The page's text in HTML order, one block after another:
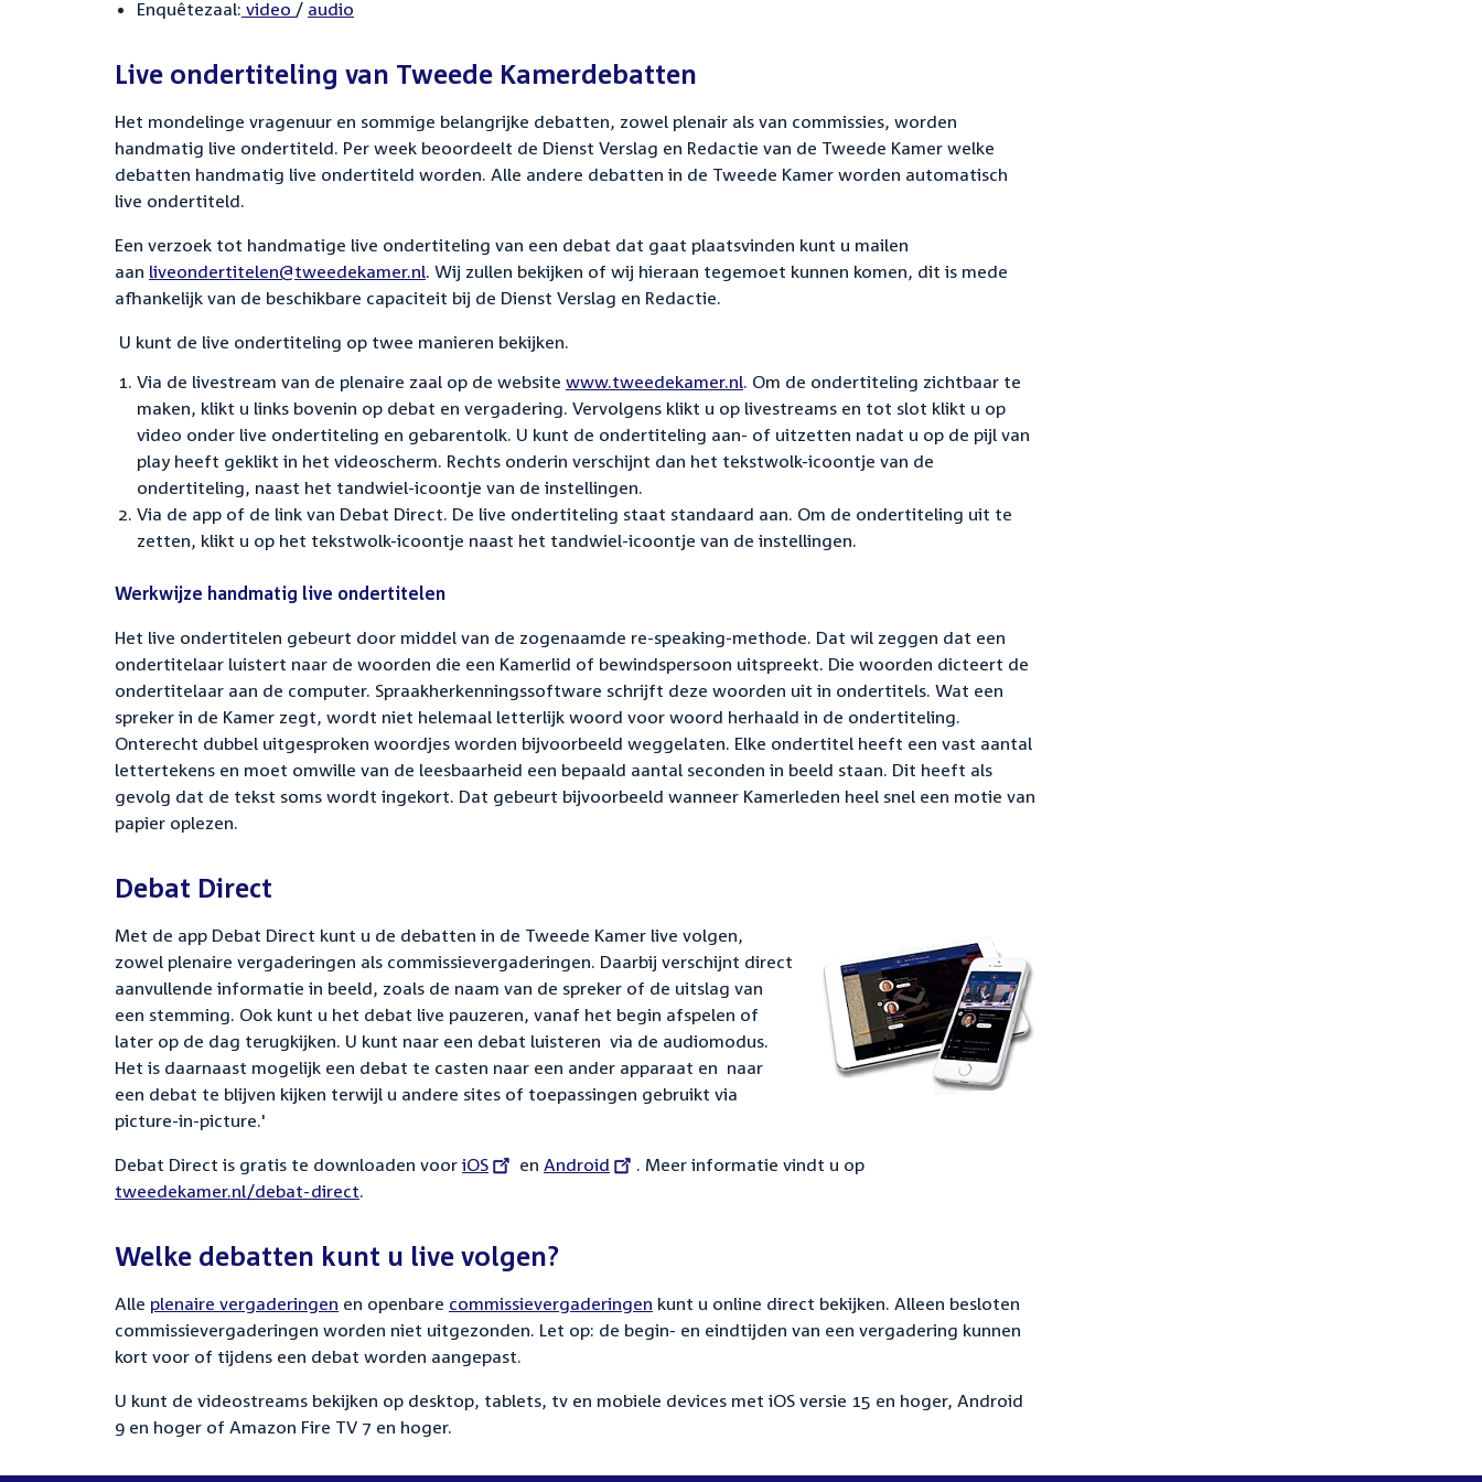
Enquêtezaal: video / audio
Live ondertiteling van Tweede Kamerdebatten
Het mondelinge vragenuur en sommige belangrijke debatten, zowel plenair als van commissies, worden
handmatig live ondertiteld. Per week beoordeelt de Dienst Verslag en Redactie van de Tweede Kamer welke
debatten handmatig live ondertiteld worden. Alle andere debatten in de Tweede Kamer worden automatisch
live ondertiteld.
Een verzoek tot handmatige live ondertiteling van een debat dat gaat plaatsvinden kunt u mailen
aan liveondertitelen@tweedekamer.nl. Wij zullen bekijken of wij hieraan tegemoet kunnen komen, dit is mede
afhankelijk van de beschikbare capaciteit bij de Dienst Verslag en Redactie.
U kunt de live ondertiteling op twee manieren bekijken.
Via de livestream van de plenaire zaal op de website www.tweedekamer.nl. Om de ondertiteling zichtbaar te
maken, klikt u links bovenin op debat en vergadering. Vervolgens klikt u op livestreams en tot slot klikt u op
video onder live ondertiteling en gebarentolk. U kunt de ondertiteling aan- of uitzetten nadat u op de pijl van
play heeft geklikt in het videoscherm. Rechts onderin verschijnt dan het tekstwolk-icoontje van de
ondertiteling, naast het tandwiel-icoontje van de instellingen.
Via de app of de link van Debat Direct. De live ondertiteling staat standaard aan. Om de ondertiteling uit te
zetten, klikt u op het tekstwolk-icoontje naast het tandwiel-icoontje van de instellingen.
Werkwijze handmatig live ondertitelen
Het live ondertitelen gebeurt door middel van de zogenaamde re-speaking-methode. Dat wil zeggen dat een
ondertitelaar luistert naar de woorden die een Kamerlid of bewindspersoon uitspreekt. Die woorden dicteert de
ondertitelaar aan de computer. Spraakherkenningssoftware schrijft deze woorden uit in ondertitels. Wat een
spreker in de Kamer zegt, wordt niet helemaal letterlijk woord voor woord herhaald in de ondertiteling.
Onterecht dubbel uitgesproken woordjes worden bijvoorbeeld weggelaten. Elke ondertitel heeft een vast aantal
lettertekens en moet omwille van de leesbaarheid een bepaald aantal seconden in beeld staan. Dit heeft als
gevolg dat de tekst soms wordt ingekort. Dat gebeurt bijvoorbeeld wanneer Kamerleden heel snel een motie van
papier oplezen.
Debat Direct
Met de app Debat Direct kunt u de debatten in de Tweede Kamer live volgen,
zowel plenaire vergaderingen als commissievergaderingen. Daarbij verschijnt direct
aanvullende informatie in beeld, zoals de naam van de spreker of de uitslag van
een stemming. Ook kunt u het debat live pauzeren, vanaf het begin afspelen of
later op de dag terugkijken. U kunt naar een debat luisteren via de audiomodus.
Het is daarnaast mogelijk een debat te casten naar een ander apparaat en naar
een debat te blijven kijken terwijl u andere sites of toepassingen gebruikt via
picture-in-picture.'
Debat Direct is gratis te downloaden voor External
iOS en External
Android
. Meer informatie vindt u op
tweedekamer.nl/debat-direct.
Welke debatten kunt u live volgen?
Alle plenaire vergaderingen en openbare commissievergaderingen kunt u online direct bekijken. Alleen besloten
commissievergaderingen worden niet uitgezonden. Let op: de begin- en eindtijden van een vergadering kunnen
kort voor of tijdens een debat worden aangepast.
U kunt de videostreams bekijken op desktop, tablets, tv en mobiele devices met iOS versie 15 en hoger, Android
9 en hoger of Amazon Fire TV 7 en hoger.